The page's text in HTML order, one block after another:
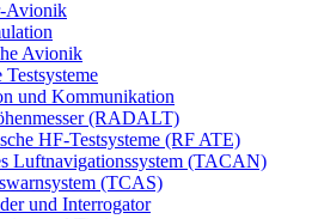
Avionik
Avionik
und Kommunikation
(RADALT)
HF-Testsysteme (RF ATE)
Luftnavigationssystem (TACAN)
(TCAS)
und Interrogator